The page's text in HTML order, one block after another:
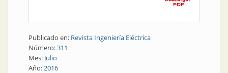
Publicado en: Revista Ingeniería Eléctrica
Número:311
Mes: Julio
Año:2016